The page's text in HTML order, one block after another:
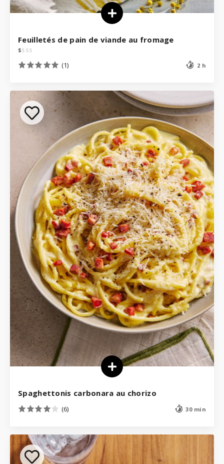
Feuilletés de pain de viande au fromage
$$ $$
(1) 2 h
Spaghettonis carbonara au chorizo
(6) 30 min